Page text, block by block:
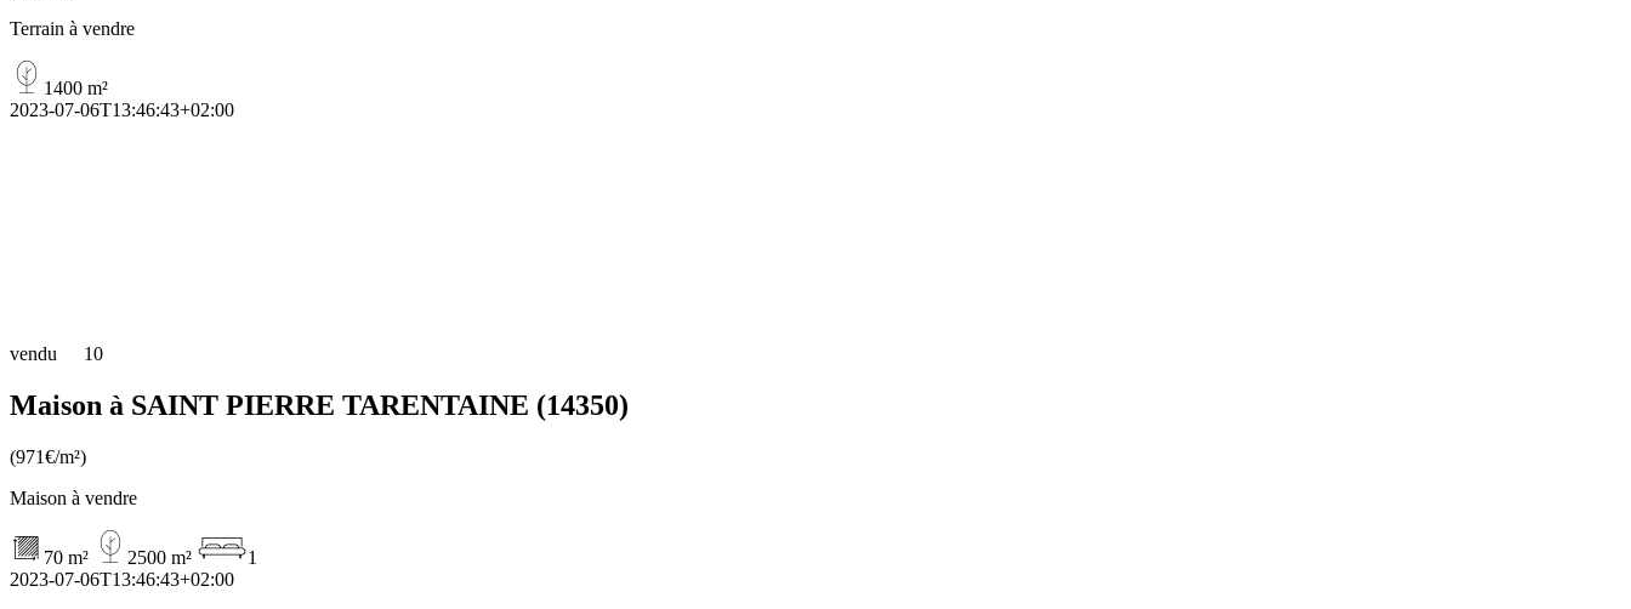
Terrain à vendre
1400 m²
2023-07-06T13:46:43+02:00
vendu 10
Maison à SAINT PIERRE TARENTAINE (14350)
(971€/m²)
Maison à vendre
70 m² 2500 m²
1
2023-07-06T13:46:43+02:00